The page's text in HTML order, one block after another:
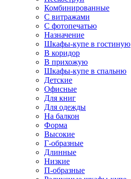
Комбинированные
С витражами
С фотопечатью
Назначение
Шкафы-купе в гостиную
В коридор
В прихожую
Шкафы-купе в спальню
Детские
Офисные
Для книг
Для одежды
На балкон
Форма
Высокие
Г-образные
Длинные
Низкие
П-образные